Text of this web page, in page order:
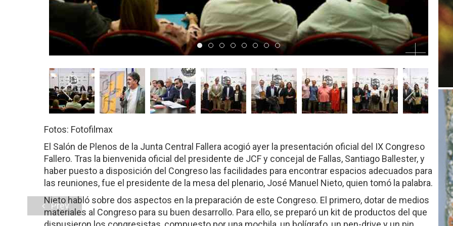
Item 0Item 1Item 2Item 3Item 4Item 5
Item 6Item 7
Fotos: Fotofilmax
El Salón de Plenos de la Junta Central Fallera acogió ayer la presentación oficial del IX Congreso
Fallero. Tras la bienvenida oficial del presidente de JCF y concejal de Fallas, Santiago Ballester, y
haber puesto a disposición del Congreso las facilidades para encontrar espacios adecuados para
las reuniones, fue el presidente de la mesa del plenario, José Manuel Nieto, quien tomó la palabra.
Nieto habló sobre dos aspectos en la preparación de este Congreso. El primero, dotar de medios
materiales al Congreso para su buen desarrollo. Para ello, se preparó un kit de productos del que
Prev